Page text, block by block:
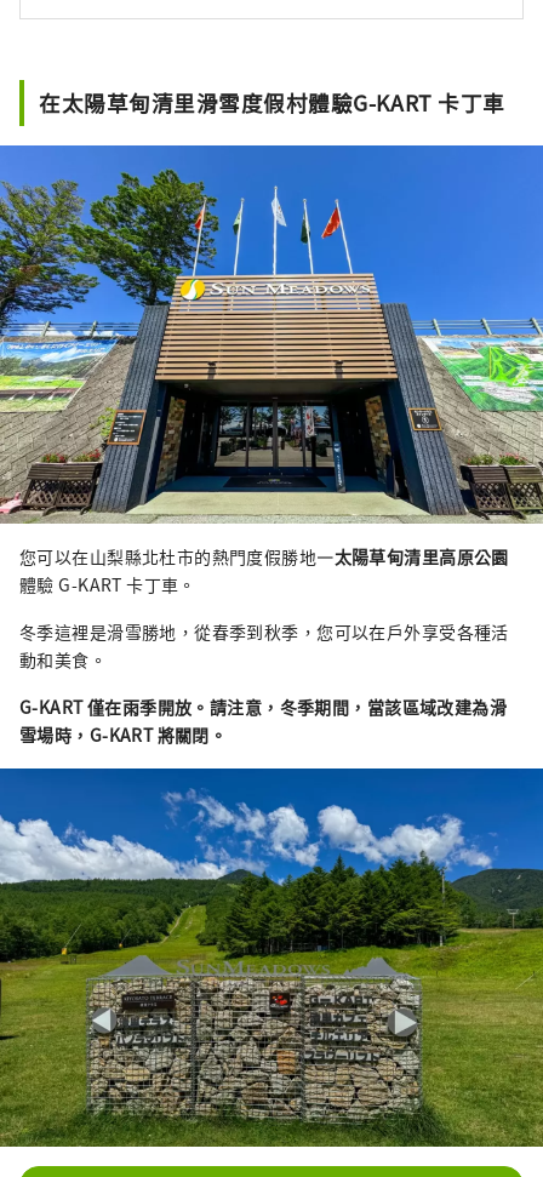
在太陽草甸清里滑雪度假村體驗G-KART 卡丁車
您可以在山梨縣北杜市的熱門度假勝地—太陽草甸清里高原公園
體驗 G-KART 卡丁車。
冬季這裡是滑雪勝地，從春季到秋季，您可以在戶外享受各種活
動和美食。
G-KART 僅在雨季開放。請注意，冬季期間，當該區域改建為滑
雪場時，G-KART 將關閉。